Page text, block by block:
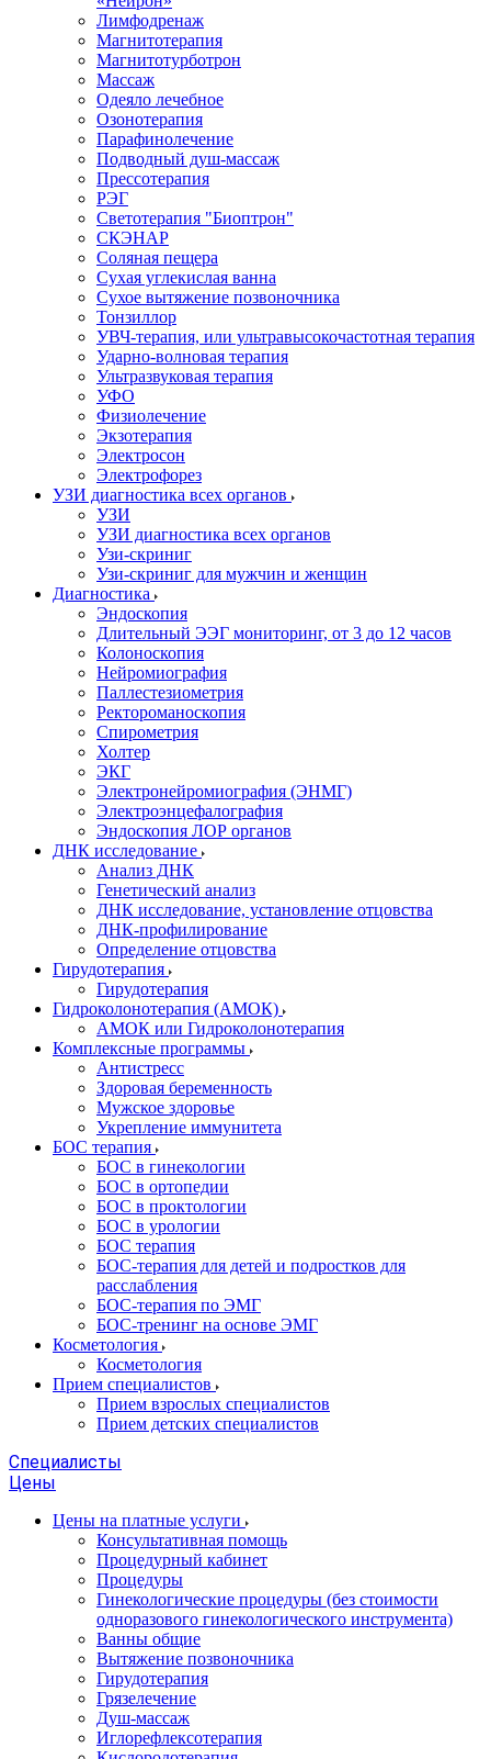
Лимфодренаж
Магнитотерапия
Магнитотурботрон
Массаж
Одеяло лечебное
Озонотерапия
Парафинолечение
Подводный душ-массаж
Прессотерапия
РЭГ
Светотерапия "Биоптрон"
СКЭНАР
Соляная пещера
Сухая углекислая ванна
Сухое вытяжение позвоночника
Тонзиллор
УВЧ-терапия, или ультравысокочастотная терапия
Ударно-волновая терапия
Ультразвуковая терапия
УФО
Физиолечение
Экзотерапия
Электросон
Электрофорез
УЗИ диагностика всех органов
УЗИ
УЗИ диагностика всех органов
Узи-скриниг
Узи-скриниг для мужчин и женщин
Диагностика
Эндоскопия
Длительный ЭЭГ мониторинг, от 3 до 12 часов
Колоноскопия
Нейромиография
Паллестезиометрия
Ректороманоскопия
Спирометрия
Холтер
ЭКГ
Электронейромиография (ЭНМГ)
Электроэнцефалография
Эндоскопия ЛОР органов
ДНК исследование
Анализ ДНК
Генетический анализ
ДНК исследование, установление отцовства
ДНК-профилирование
Определение отцовства
Гирудотерапия
Гирудотерапия
Гидроколонотерапия (АМОК)
АМОК или Гидроколонотерапия
Комплексные программы
Антистресс
Здоровая беременность
Мужское здоровье
Укрепление иммунитета
БОС терапия
БОС в гинекологии
БОС в ортопедии
БОС в проктологии
БОС в урологии
БОС терапия
БОС-терапия для детей и подростков для
расслабления
БОС-терапия по ЭМГ
БОС-тренинг на основе ЭМГ
Косметология
Косметология
Прием специалистов
Прием взрослых специалистов
Прием детских специалистов
Специалисты
Цены
Цены на платные услуги
Консультативная помощь
Процедурный кабинет
Процедуры
Гинекологические процедуры (без стоимости
одноразового гинекологического инструмента)
Ванны общие
Вытяжение позвоночника
Гирудотерапия
Грязелечение
Душ-массаж
Иглорефлексотерапия